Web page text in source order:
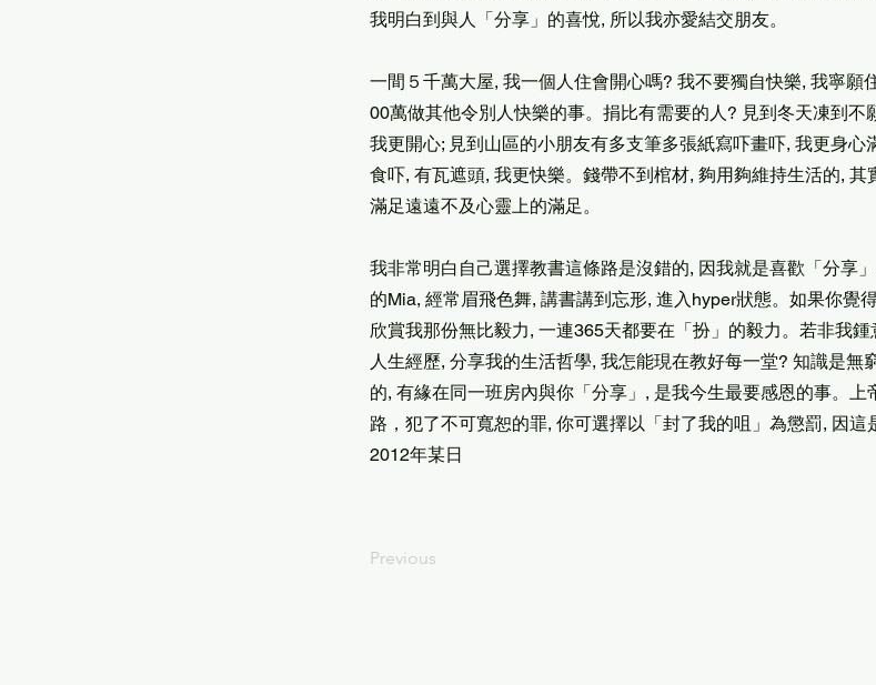
我明白到與人「分享」的喜悅, 所以我亦愛結交朋友。
一間５千萬大屋, 我一個人住會開心嗎? 我不要獨自快樂, 我寧願
00萬做其他令別人快樂的事。捐比有需要的人? 見到冬天凍到不
我更開心; 見到山區的小朋友有多支筆多張紙寫吓畫吓, 我更身心
食吓, 有瓦遮頭, 我更快樂。錢帶不到棺材, 夠用夠維持生活的,
滿足遠遠不及心靈上的滿足。
我非常明白自己選擇教書這條路是沒錯的, 因我就是喜歡「分享
的Mia, 經常眉飛色舞, 講書講到忘形, 進入hyper狀態。如果你覺
欣賞我那份無比毅力, 一連365天都要在「扮」的毅力。若非我
人生經歷, 分享我的生活哲學, 我怎能現在教好每一堂? 知識是無
的, 有緣在同一班房內與你「分享」, 是我今生最要感恩的事。
路，犯了不可寬恕的罪, 你可選擇以「封了我的咀」為懲罰, 因這
2012年某日
Previous